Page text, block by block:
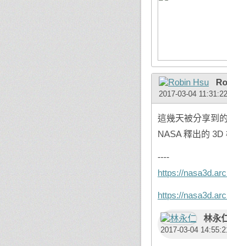
2017-03-04 11:31:22
這幾天被分享到
NASA 釋出的 3D
----
https://
https://
林永
2017-03-04